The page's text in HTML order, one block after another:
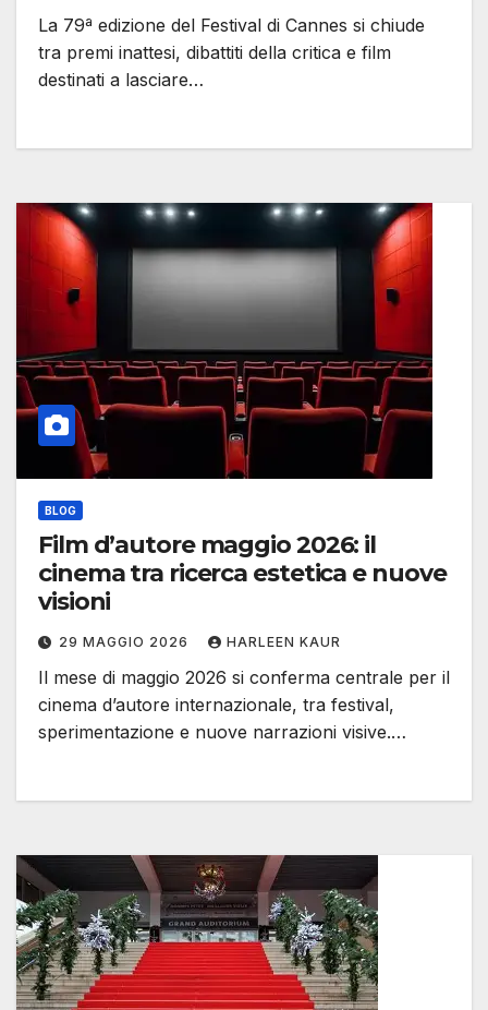
La 79ª edizione del Festival di Cannes si chiude
tra premi inattesi, dibattiti della critica e film
destinati a lasciare…
BLOG
Film d’autore maggio 2026: il
cinema tra ricerca estetica e nuove
visioni
29 MAGGIO 2026 HARLEEN KAUR
Il mese di maggio 2026 si conferma centrale per il
cinema d’autore internazionale, tra festival,
sperimentazione e nuove narrazioni visive.…